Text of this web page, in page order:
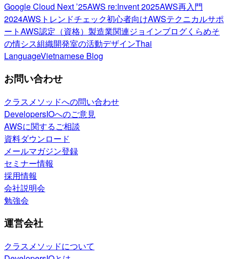
Google Cloud Next ’25AWS re:Invent 2025AWS再入門
2024AWSトレンドチェック初心者向けAWSテクニカルサポ
ートAWS認定（資格） 製造業関連ジョインブログくらめそ
の情シス組織開発室の活動デザインThai
LanguageVietnamese Blog
お問い合わせ
クラスメソッドへの問い合わせ
DevelopersIOへのご意見
AWSに関するご相談
資料ダウンロード
メールマガジン登録
セミナー情報
採用情報
会社説明会
勉強会
運営会社
クラスメソッドについて